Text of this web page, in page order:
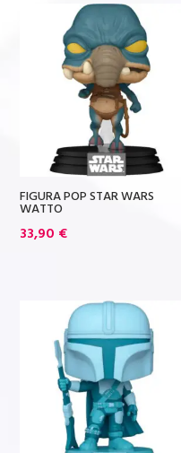
FIGURA POP STAR WARS
WATTO
33,90 €